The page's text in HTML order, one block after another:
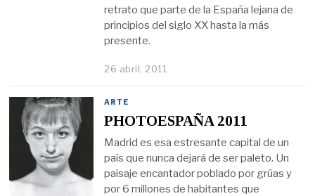
retrato que parte de la España lejana de
principios del siglo XX hasta la más
presente.
26 abril, 2011
ARTE
PHOTOESPAÑA 2011
Madrid es esa estresante capital de un
país que nunca dejará de ser paleto. Un
paisaje encantador poblado por grúas y
por 6 millones de habitantes que